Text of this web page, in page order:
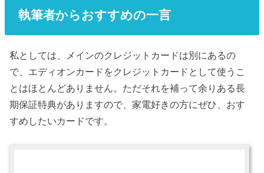
執筆者からおすすめの一言
私としては、メインのクレジットカードは別にあるの
で、エディオンカードをクレジットカードとして使うこ
とはほとんどありません。ただそれを補って余りある長
期保証特典がありますので、家電好きの方にぜひ、おす
すめしたいカードです。